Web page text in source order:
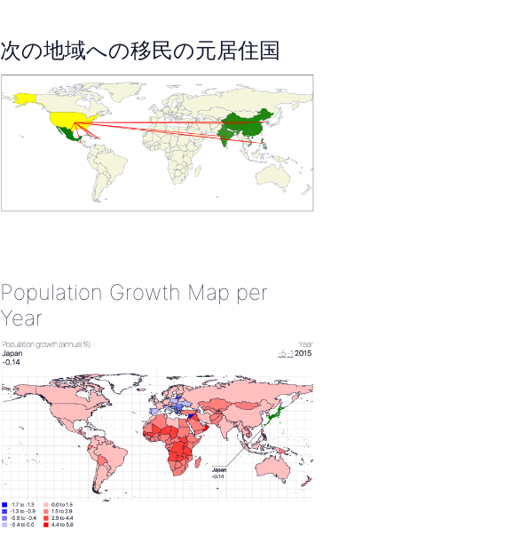
次の地域への移民の元居住国
Population Growth Map per
Year